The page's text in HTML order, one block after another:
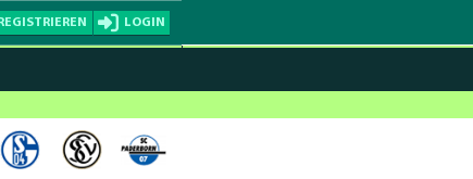
REGISTRIEREN LOGIN